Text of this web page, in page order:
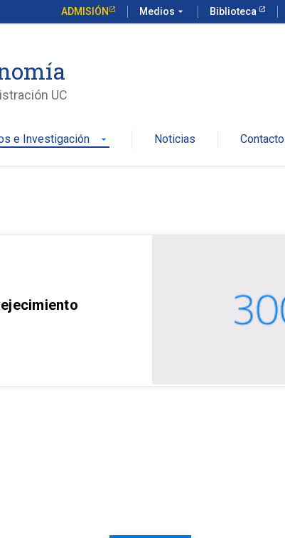
ADMISIÓN Medios arrow_drop_down Biblioteca
UC
e Investigación arrow_drop_down Noticias Contacto